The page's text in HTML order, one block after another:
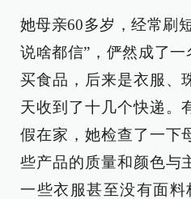
她母亲60多岁，经常刷
说啥都信”，俨然成了一
买食品，后来是衣服、
天收到了十几个快递。
假在家，她检查了一下
些产品的质量和颜色与
一些衣服甚至没有面